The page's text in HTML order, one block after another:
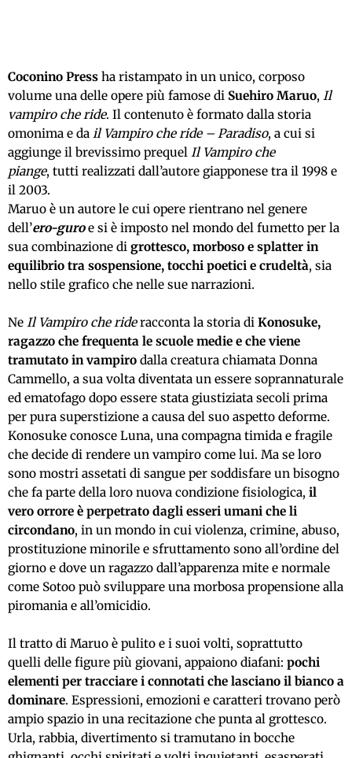
Coconino Press ha ristampato in un unico, corposo
volume una delle opere più famose di Suehiro Maruo, Il
vampiro che ride. Il contenuto è formato dalla storia
omonima e da il Vampiro che ride – Paradiso, a cui si
aggiunge il brevissimo prequel Il Vampiro che
piange, tutti realizzati dall’autore giapponese tra il 1998 e
il 2003.
Maruo è un autore le cui opere rientrano nel genere
dell’ero-guroe si è imposto nel mondo del fumetto per la
sua combinazione di grottesco, morboso e splatter in
equilibrio tra sospensione, tocchi poetici e crudeltà, sia
nello stile grafico che nelle sue narrazioni.
Ne Il Vampiro che rideracconta la storia di Konosuke,
ragazzo che frequenta le scuole medie e che viene
tramutato in vampiro dalla creatura chiamata Donna
Cammello, a sua volta diventata un essere soprannaturale
ed ematofago dopo essere stata giustiziata secoli prima
per pura superstizione a causa del suo aspetto deforme.
Konosuke conosce Luna, una compagna timida e fragile
che decide di rendere un vampiro come lui. Ma se loro
sono mostri assetati di sangue per soddisfare un bisogno
che fa parte della loro nuova condizione fisiologica, il
vero orrore è perpetrato dagli esseri umani che li
circondano, in un mondo in cui violenza, crimine, abuso,
prostituzione minorile e sfruttamento sono all’ordine del
giorno e dove un ragazzo dall’apparenza mite e normale
come Sotoo può sviluppare una morbosa propensione alla
piromania e all’omicidio.
Il tratto di Maruo è pulito e i suoi volti, soprattutto
quelli delle figure più giovani, appaiono diafani: pochi
elementi per tracciare i connotati che lasciano il bianco a
dominare. Espressioni, emozioni e caratteri trovano però
ampio spazio in una recitazione che punta al grottesco.
Urla, rabbia, divertimento si tramutano in bocche